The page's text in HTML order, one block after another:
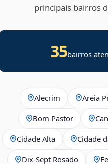
principais bairros
35bairros
Alecrim Areia
Bom Pastor
Cidade Alta Cidade
Dix‑Sept Rosado